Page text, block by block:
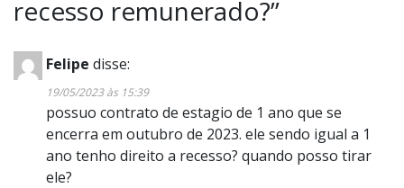
recesso remunerado?”
Felipe disse:
19/05/2023 às 15:39
possuo contrato de estagio de 1 ano que se
encerra em outubro de 2023. ele sendo igual a 1
ano tenho direito a recesso? quando posso tirar
ele?